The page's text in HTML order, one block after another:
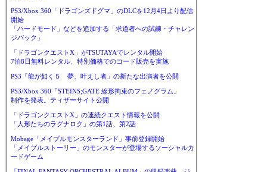
PS3/Xbox 360「ドラゴンズドグマ」のDLCを12月4日より配信
開始
「ハードモード」などを追加する「求道者への試練・チャレン
ジパック」
「ドラゴンクエストX」がTSUTAYAでレンタル開始
7泊8日無料レンタル、特別価格でのコード販売を実施
PS3「龍が如く５ 夢、叶えし者」の新たな出演者を公開
PS3/Xbox 360「STEINS;GATE 線形拘束のフェノグラム」
制作を発表。ティザーサイト公開
「ドラゴンクエストX」の連続クエスト情報を公開
「人形たちのラグナロク」の第1話、第2話
Mobage「メイプルモンスターランド」事前登録開始
「メイプルストーリー」のモンスターが登場するソーシャルカ
ードゲーム